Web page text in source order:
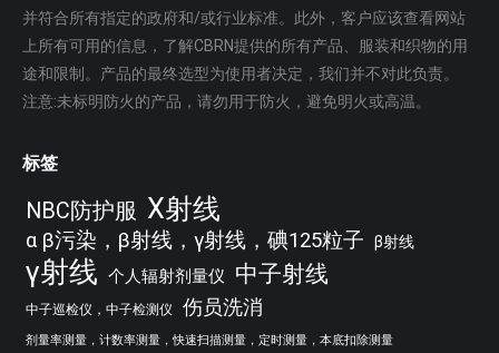
并符合所有指定的政府和/或行业标准。此外，客户应该查看网站
上所有可用的信息，了解CBRN提供的所有产品、服装和织物的用
途和限制。产品的最终选型为使用者决定，我们并不对此负责。
注意:未标明防火的产品，请勿用于防火，避免明火或高温。
标签
NBC防护服 X射线
α β污染，β射线，γ射线，碘125粒子 β射线
γ射线 个人辐射剂量仪 中子射线
中子巡检仪，中子检测仪 伤员洗消
剂量率测量，计数率测量，快速扫描测量，定时测量，本底扣除测量